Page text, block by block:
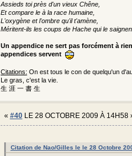
Assieds toi près d'un vieux Chêne,
Et compare le à la race humaine,
L'oxygène et l'ombre qu'il t'amène,
Méritent-ils les coups de Hache qui le
Un appendice ne sert pas forcément à
appendices servent
Citations: On est tous le con de quelqu'un
Le gras, c'est la vie.
生 涯 一 書 生
« #40LE 28 OCTOBRE 2009 À 14H58
Citation de Nao/Gilles le le 28 Octobre